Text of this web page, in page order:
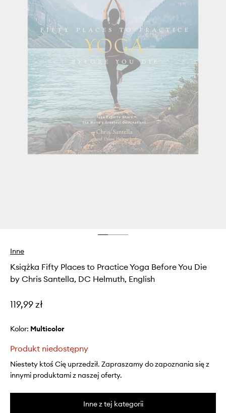
Inne
Książka Fifty Places to Practice Yoga Before You Die
by Chris Santella, DC Helmuth, English
119,99 zł
Kolor: multicolor
Produkt niedostępny
Niestety ktoś Cię uprzedził. Zapraszamy do zapoznania się z
innymi produktami z naszej oferty.
Inne z tej kategorii